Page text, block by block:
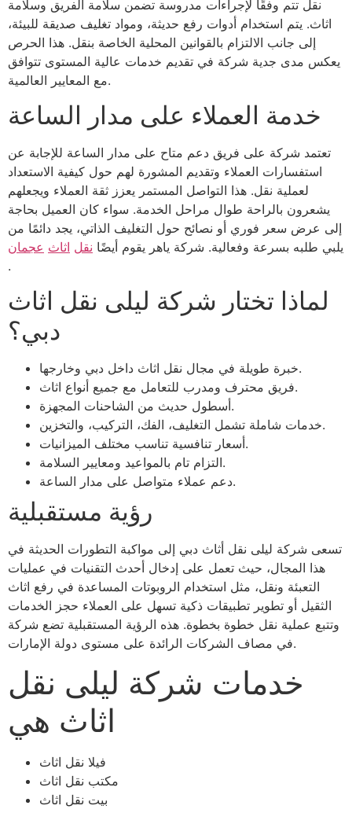
نقل تتم وفقًا لإجراءات مدروسة تضمن سلامة الفريق وسلامة
اثاث. يتم استخدام أدوات رفع حديثة، ومواد تغليف صديقة للبيئة،
إلى جانب الالتزام بالقوانين المحلية الخاصة بنقل. هذا الحرص
يعكس مدى جدية شركة في تقديم خدمات عالية المستوى تتوافق
مع المعايير العالمية.
خدمة العملاء على مدار الساعة
تعتمد شركة على فريق دعم متاح على مدار الساعة للإجابة عن
استفسارات العملاء وتقديم المشورة لهم حول كيفية الاستعداد
لعملية نقل. هذا التواصل المستمر يعزز ثقة العملاء ويجعلهم
يشعرون بالراحة طوال مراحل الخدمة. سواء كان العميل بحاجة
إلى عرض سعر فوري أو نصائح حول التغليف الذاتي، يجد دائمًا من
يلبي طلبه بسرعة وفعالية. شركة ياهر يقوم أيضًا نقل اثاث عجمان
.
لماذا تختار شركة ليلى نقل اثاث
دبي؟
خبرة طويلة في مجال نقل اثاث داخل دبي وخارجها.
فريق محترف ومدرب للتعامل مع جميع أنواع اثاث.
أسطول حديث من الشاحنات المجهزة.
خدمات شاملة تشمل التغليف، الفك، التركيب، والتخزين.
أسعار تنافسية تناسب مختلف الميزانيات.
التزام تام بالمواعيد ومعايير السلامة.
دعم عملاء متواصل على مدار الساعة.
رؤية مستقبلية
تسعى شركة ليلى نقل أثاث دبي إلى مواكبة التطورات الحديثة في
هذا المجال، حيث تعمل على إدخال أحدث التقنيات في عمليات
التعبئة ونقل، مثل استخدام الروبوتات المساعدة في رفع اثاث
الثقيل أو تطوير تطبيقات ذكية تسهل على العملاء حجز الخدمات
وتتبع عملية نقل خطوة بخطوة. هذه الرؤية المستقبلية تضع شركة
في مصاف الشركات الرائدة على مستوى دولة الإمارات.
خدمات شركة ليلى نقل
اثاث هي
فيلا نقل اثاث
مكتب نقل اثاث
بيت نقل اثاث